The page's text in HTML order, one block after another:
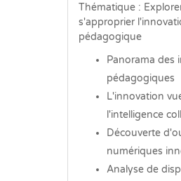
Thématique :
s'approprier
pédagogique
Panorama des
pédagogiques
L'innovation
l'intelligence
Découverte
numériques
Analyse de